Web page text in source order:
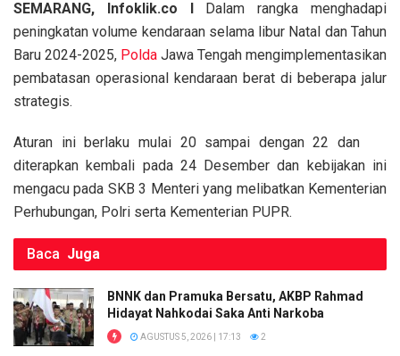
ce
b
o
o
k
tt
er
ail at
s
A
p
py
Li
n
ar
e
SEMARANG, Infoklik.co I
Dalam rangka menghadapi
peningkatan volume kendaraan selama libur Natal dan Tahun
Baru 2024-2025, Polda Jawa Tengah mengimplementasikan
pembatasan operasional kendaraan berat di beberapa jalur
strategis.
Aturan ini berlaku mulai 20 sampai dengan 22 dan
diterapkan kembali pada 24 Desember dan kebijakan ini
mengacu pada SKB 3 Menteri yang melibatkan Kementerian
Perhubungan, Polri serta Kementerian PUPR.
Baca Juga
BNNK dan Pramuka Bersatu, AKBP Rahmad
Hidayat Nahkodai Saka Anti Narkoba
AGUSTUS 5, 2026 | 17:13 2